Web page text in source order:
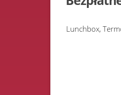
Lunchbox,